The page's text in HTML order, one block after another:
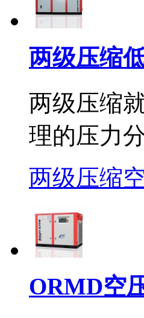
两级压缩
两级压缩
理的压力
两级压缩
ORMD空